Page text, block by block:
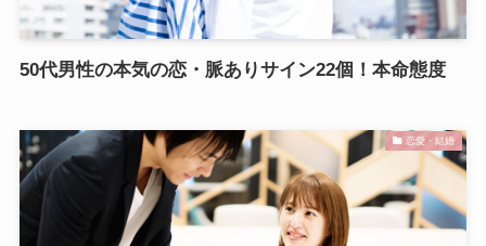
50代男性の本気の恋・脈ありサイン22個！本命態度
恋愛・結婚